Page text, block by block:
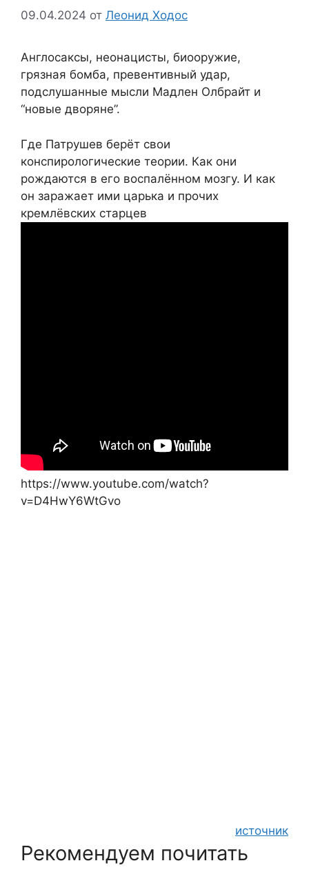
09.04.2024 от Леонид Ходос
Англосаксы, неонацисты, биооружие,
грязная бомба, превентивный удар,
подслушанные мысли Мадлен Олбрайт и
“новые дворяне”.
Где Патрушев берёт свои
конспирологические теории. Как они
рождаются в его воспалённом мозгу. И как
он заражает ими царька и прочих
кремлёвских старцев
https://www.youtube.com/watch?
v=D4HwY6WtGvo
источник
Рекомендуем почитать